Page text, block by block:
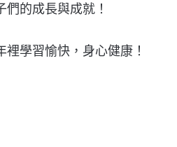
的成長與成就！
學習愉快，身心健康！